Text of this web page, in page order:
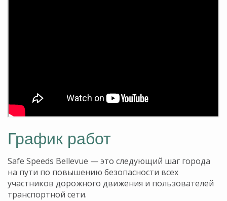
График работ
Safe Speeds Bellevue — это следующий шаг города
на пути по повышению безопасности всех
участников дорожного движения и пользователей
транспортной сети.